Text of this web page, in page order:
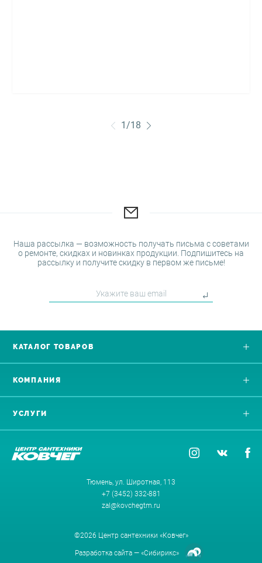
1/18
Наша рассылка — возможность получать письма с советами
о ремонте, скидках и новинках продукции. Подпишитесь на
рассылку и получите скидку в первом же письме!
Тюмень, ул. Широтная, 113
+7 (3452) 332-881
zal@kovchegtm.ru
КАТАЛОГ ТОВАРОВ
УСЛУГИ
КОМПАНИЯ
©2026 Центр сантехники «Ковчег»
Разработка сайта — «Сибирикс»